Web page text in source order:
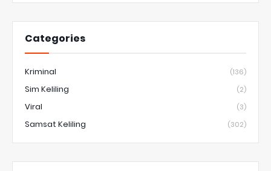
Categories
Kriminal (136)
Sim Keliling (2)
Viral (3)
Samsat Keliling (302)